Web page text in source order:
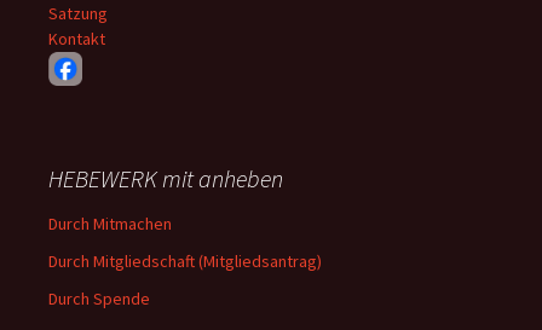
Satzung
Kontakt
HEBEWERK mit anheben
Durch Mitmachen
Durch Mitgliedschaft (Mitgliedsantrag)
Durch Spende